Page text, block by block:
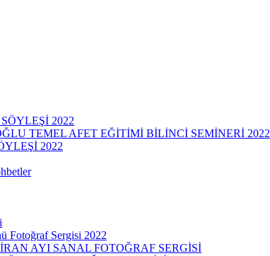
2022
TEMEL AFET EĞİTİMİ BİLİNCİ SEMİNERİ 2022
2022
Fotoğraf Sergisi 2022
AYI SANAL FOTOĞRAF SERGİSİ